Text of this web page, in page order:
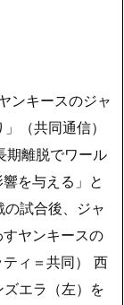
ンキースのジャ
（共同通信）
期離脱でワール
を与える」と
試合後、ジャ
ヤンキースの
ィ＝共同） 西
エラ（左）を